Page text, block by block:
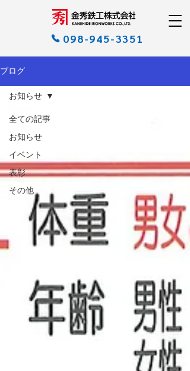
098-945-3351
ブログ
全ての記事
お知らせ
イベント
表彰
その他
お知らせ